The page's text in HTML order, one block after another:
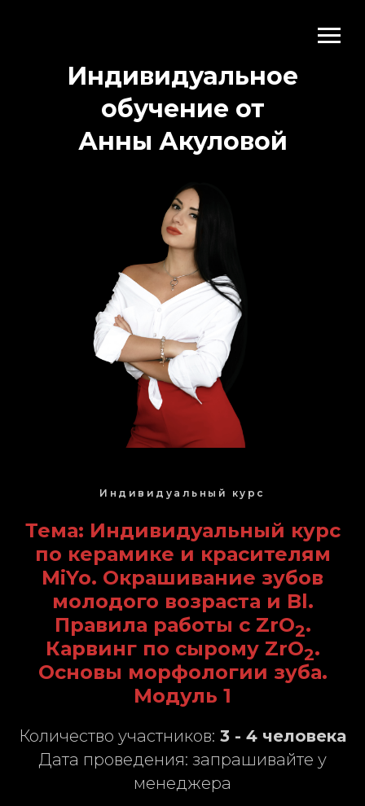
Индивидуальное
обучение от
Анны Акуловой
Индивидуальный курс
Тема: Индивидуальный курс
по керамике и красителям
MiYo. Окрашивание зубов
молодого возраста и Bl.
Правила работы с ZrO2.
Карвинг по сырому ZrO2.
Основы морфологии зуба.
Модуль 1
Количество участников: 3 - 4 человека
Дата проведения: запрашивайте у
менеджера